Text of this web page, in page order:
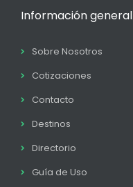
Información general
Sobre Nosotros
Cotizaciones
Contacto
Destinos
Directorio
Guía de Uso